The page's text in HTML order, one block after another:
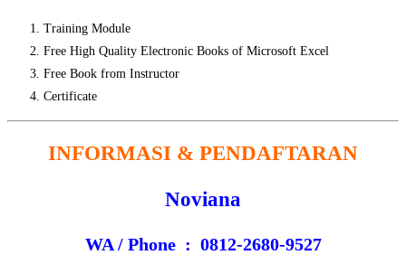
Training Module
Free High Quality Electronic Books of Microsoft Excel
Free Book from Instructor
Certificate
INFORMASI & PENDAFTARAN
Noviana
WA / Phone : 0812-2680-9527